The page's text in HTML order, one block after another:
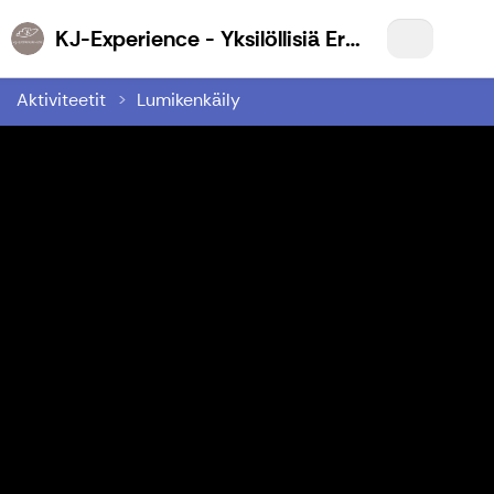
KJ-Experience - Yksilöllisiä Eräelämyksiä Sinulle
Aktiviteetit Lumikenkäily